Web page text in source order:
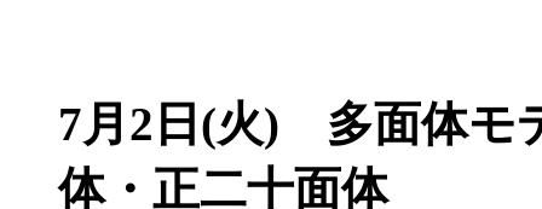
7月2日(火) 多面体モ
体・正二十面体